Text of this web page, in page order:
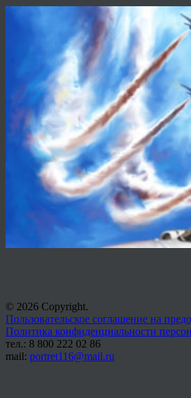
© 2026 Copyright.
Пользовательское соглашение на
Политика конфиденциальности
тел.: 8 800 222 02 86
mail: portret116@mail.ru